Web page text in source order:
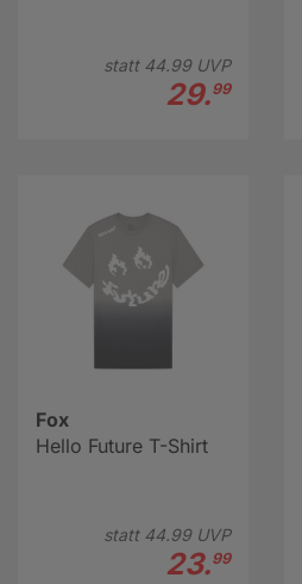
statt 44.99UVP
29.99
Fox
Hello Future T-Shirt
statt 44.99UVP
23.99